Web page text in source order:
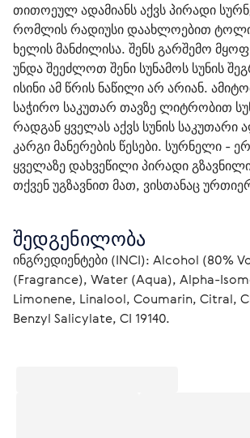
თითოეულ ადამიანს აქვს პირადი
რომლის რადიუსი დაახლოებით
ხელის მანძილისა. შენს გარშემო
უნდა შეეძლოთ შენი სუნამოს სუნის
ისინი ამ წრის ნაწილი არ არიან.
საჭირო საკუთარ თავზე ლიტრობით
რადგან ყველას აქვს სუნის საკუთარი
კარგი მანერების წესები. სურნელი -
ყველაზე დახვეწილი პირადი
თქვენ უგზავნით მათ, ვისთანაც
შედგენილობა
ინგრედიენტები (INCI): Alcohol (80%
(Fragrance), Water (Aqua), Alpha-
Limonene, Linalool, Coumarin, Citral,
Benzyl Salicylate, CI 19140.